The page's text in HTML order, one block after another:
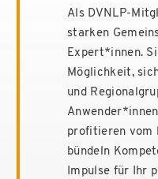
Als DVNLP-
starken
Expert*innen.
Möglichkeit,
und
profitieren vom
bündeln
Impulse für Ihr